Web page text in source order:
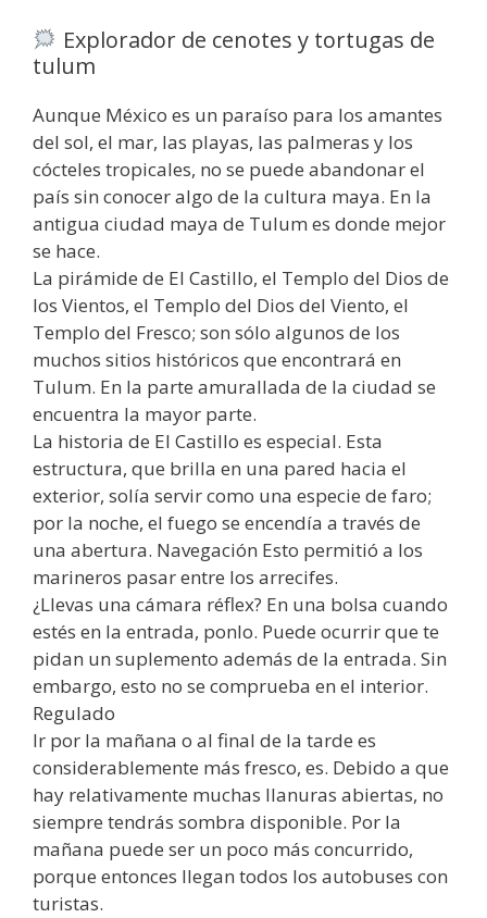
Explorador de cenotes y tortugas de
tulum
Aunque México es un paraíso para los amantes
del sol, el mar, las playas, las palmeras y los
cócteles tropicales, no se puede abandonar el
país sin conocer algo de la cultura maya. En la
antigua ciudad maya de Tulum es donde mejor
se hace.
La pirámide de El Castillo, el Templo del Dios de
los Vientos, el Templo del Dios del Viento, el
Templo del Fresco; son sólo algunos de los
muchos sitios históricos que encontrará en
Tulum. En la parte amurallada de la ciudad se
encuentra la mayor parte.
La historia de El Castillo es especial. Esta
estructura, que brilla en una pared hacia el
exterior, solía servir como una especie de faro;
por la noche, el fuego se encendía a través de
una abertura. Navegación Esto permitió a los
marineros pasar entre los arrecifes.
¿Llevas una cámara réflex? En una bolsa cuando
estés en la entrada, ponlo. Puede ocurrir que te
pidan un suplemento además de la entrada. Sin
embargo, esto no se comprueba en el interior.
Regulado
Ir por la mañana o al final de la tarde es
considerablemente más fresco, es. Debido a que
hay relativamente muchas llanuras abiertas, no
siempre tendrás sombra disponible. Por la
mañana puede ser un poco más concurrido,
porque entonces llegan todos los autobuses con
turistas.